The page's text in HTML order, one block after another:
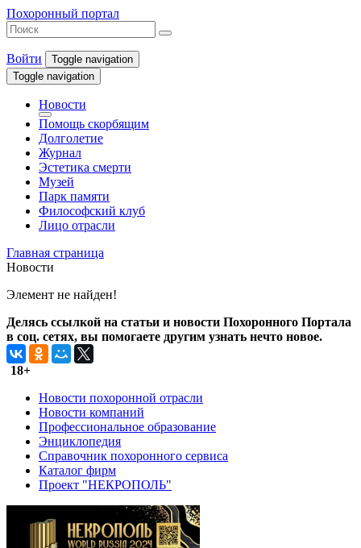
Похоронный портал
Войти
Toggle navigation
Toggle navigation
Новости
Помощь скорбящим
Долголетие
Журнал
Эстетика смерти
Музей
Парк памяти
Философский клуб
Лицо отрасли
Главная страница
Новости
Элемент не найден!
Делясь ссылкой на статьи и новости Похоронного Портала
в соц. сетях, вы помогаете другим узнать нечто новое.
18+
Новости похоронной отрасли
Новости компаний
Профессиональное образование
Энциклопедия
Справочник похоронного сервиса
Каталог фирм
Проект "НЕКРОПОЛЬ"